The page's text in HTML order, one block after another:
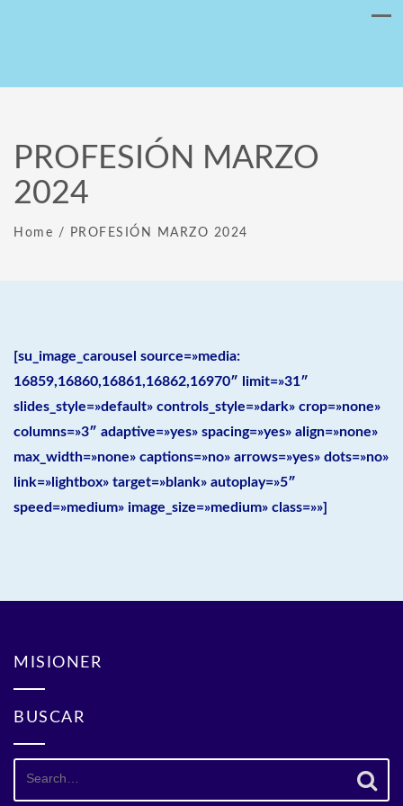
PROFESIÓN MARZO
2024
Home / PROFESIÓN MARZO 2024
[su_image_carousel source=»media:
16859,16860,16861,16862,16970″ limit=»31″
slides_style=»default» controls_style=»dark» crop=»none»
columns=»3″ adaptive=»yes» spacing=»yes» align=»none»
max_width=»none» captions=»no» arrows=»yes» dots=»no»
link=»lightbox» target=»blank» autoplay=»5″
speed=»medium» image_size=»medium» class=»»]
MISIONER
BUSCAR
Search